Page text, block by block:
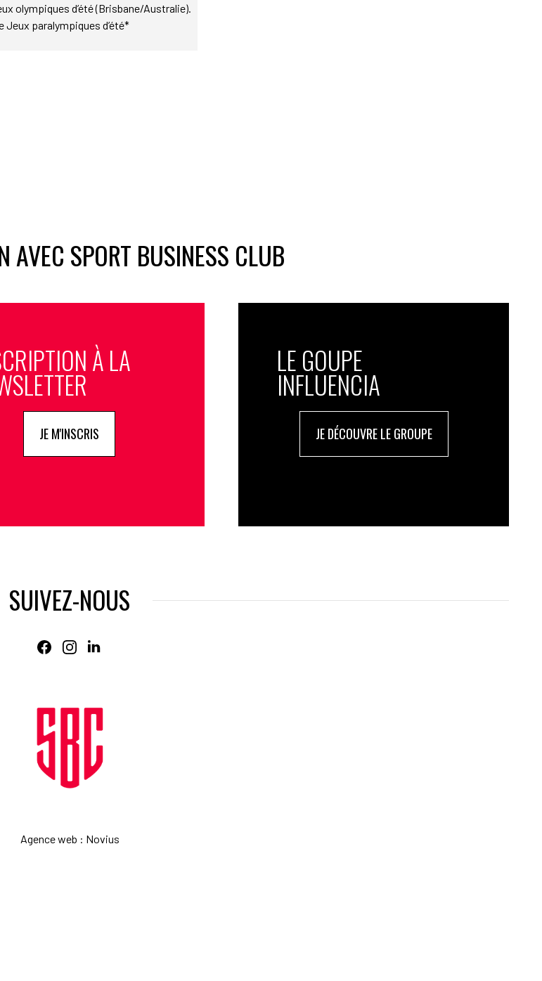
olympiques d’été (Brisbane/Australie).
Jeux paralympiques d’été*
AVEC SPORT BUSINESS CLUB
À LA
JE M'INSCRIS
LE GOUPE
INFLUENCIA
JE DÉCOUVRE LE GROUPE
SUIVEZ-NOUS
Agence web : Novius